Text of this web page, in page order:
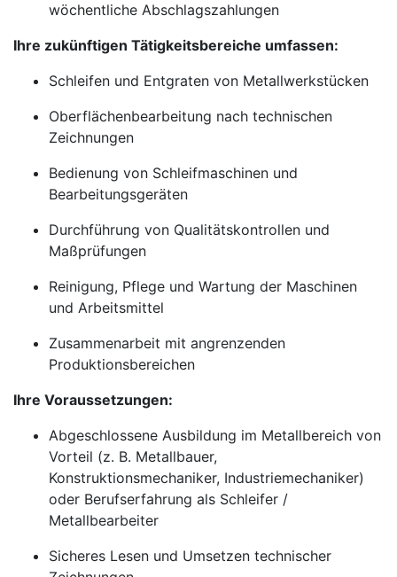
wöchentliche Abschlagszahlungen
Ihre zukünftigen Tätigkeitsbereiche umfassen:
Schleifen und Entgraten von Metallwerkstücken
Oberflächenbearbeitung nach technischen
Zeichnungen
Bedienung von Schleifmaschinen und
Bearbeitungsgeräten
Durchführung von Qualitätskontrollen und
Maßprüfungen
Reinigung, Pflege und Wartung der Maschinen
und Arbeitsmittel
Zusammenarbeit mit angrenzenden
Produktionsbereichen
Ihre Voraussetzungen:
Abgeschlossene Ausbildung im Metallbereich von
Vorteil (z. B. Metallbauer,
Konstruktionsmechaniker, Industriemechaniker)
oder Berufserfahrung als Schleifer /
Metallbearbeiter
Sicheres Lesen und Umsetzen technischer